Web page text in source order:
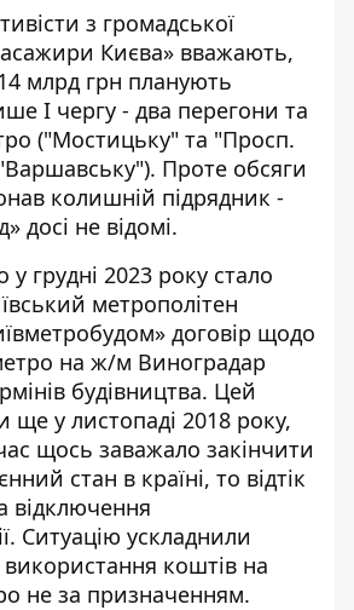
з громадської
Києва» вважають,
млрд грн планують
І чергу - два перегони та
("Мостицьку" та "Просп.
Проте обсяги
колишній підрядник -
досі не відомі.
грудні 2023 року стало
метрополітен
договір щодо
на ж/м Виноградар
будівництва. Цей
ще у листопаді 2018 року,
щось заважало закінчити
стан в країні, то відтік
відключення
Ситуацію ускладнили
коштів на
не за призначенням.